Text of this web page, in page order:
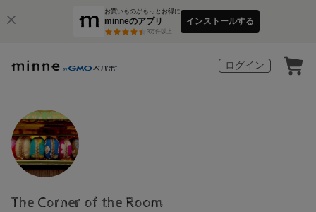
お買いものがもっとお得に
minneのアプリ
3万件以上
インストールする
ログイン
The Corner of the Room